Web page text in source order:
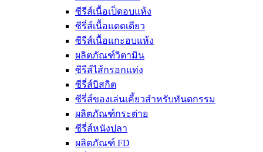
ซีรีส์เนื้อเป็ดอบแห้ง
ซีรี่ส์เนื้อแดดเดียว
ซีรีส์เนื้อแกะอบแห้ง
ผลิตภัณฑ์วิตามิน
ซีรีส์ไส้กรอกแท่ง
ซีรี่ส์บิสกิต
ซีรี่ส์ของเล่นเคี้ยวสำหรับทันตกรรม
ผลิตภัณฑ์กระต่าย
ซีรี่ส์หนังปลา
ผลิตภัณฑ์ FD